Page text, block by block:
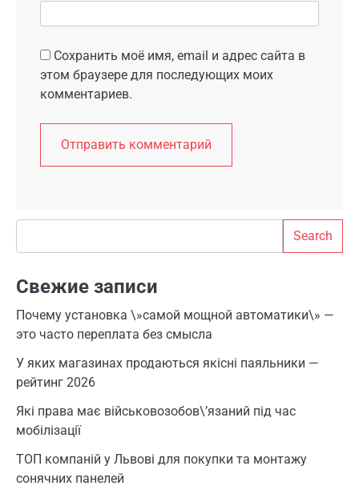
Сохранить моё имя, email и адрес сайта в
этом браузере для последующих моих
комментариев.
Search
Свежие записи
Почему установка \»самой мощной автоматики\» —
это часто переплата без смысла
У яких магазинах продаються якісні паяльники —
рейтинг 2026
Які права має військовозобов\’язаний під час
мобілізації
ТОП компаній у Львові для покупки та монтажу
сонячних панелей